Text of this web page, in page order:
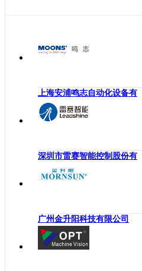
电气连接
传感器
运动控制
低压电器
工业交换机
机械传动
工业通讯
江西
河南
湖北
广西
海南
贵州
云南
西藏
起重机械
风电光伏
烟草机械
印刷机械
物流仓储
上海安浦鸣志自动化设备有
深圳市雷赛智能控制股份有
广州金升阳科技有限公司